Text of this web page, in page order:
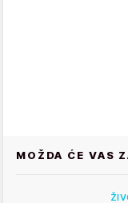
MOŽDA ĆE VAS